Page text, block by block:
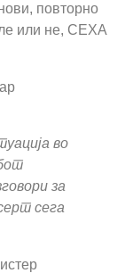
повторно
или не, СЕХА
во
за
сега